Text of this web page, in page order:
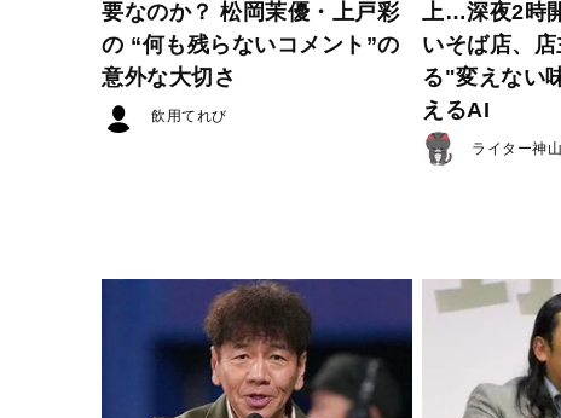
要なのか？ 松岡茉優・上戸彩
の “何も残らないコメント”の
意外な大切さ
飲用てれび
上…深夜2時
いそば店、
る"変えない
えるAI
ライター神山